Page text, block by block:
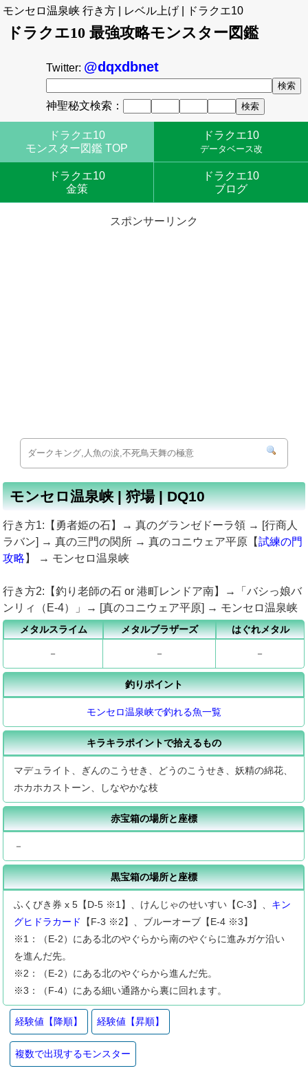
モンセロ温泉峡 行き方 | レベル上げ | ドラクエ10
ドラクエ10 最強攻略モンスター図鑑
Twitter: @dqxdbnet
神聖秘文検索：
ドラクエ10
モンスター図鑑 TOP
ドラクエ10
データベース改
ドラクエ10
金策
ドラクエ10
ブログ
スポンサーリンク
モンセロ温泉峡 | 狩場 | DQ10
行き方1:【勇者姫の石】→ 真のグランゼドーラ領 → [行商人
ラバン] → 真の三門の関所 → 真のコニウェア平原【試練の門
攻略 】 → モンセロ温泉峡
行き方2:【釣り老師の石 or 港町レンドア南】→「バシっ娘バ
ンリィ（E-4）」→ [真のコニウェア平原] → モンセロ温泉峡
メタルスライム メタルブラザーズ はぐれメタル
－ － －
釣りポイント
モンセロ温泉峡で釣れる魚一覧
キラキラポイントで拾えるもの
マデュライト、ぎんのこうせき、どうのこうせき、妖精の綿花、
ホカホカストーン、しなやかな枝
赤宝箱の場所と座標
－
黒宝箱の場所と座標
ふくびき券 x 5【D-5 ※1】、けんじゃのせいすい【C-3】、 キン
グヒドラカード
【F-3 ※2】、ブルーオーブ【E-4 ※3】
※1：（E-2）にある北のやぐらから南のやぐらに進みガケ沿い
を進んだ先。
※2：（E-2）にある北のやぐらから進んだ先。
※3：（F-4）にある細い通路から裏に回れます。
経験値【降順】 経験値【昇順】
複数で出現するモンスター